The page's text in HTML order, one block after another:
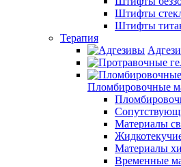
Штифты
Штифты
Терапия
Пломбировочные
Материалы
Материалы
Временные